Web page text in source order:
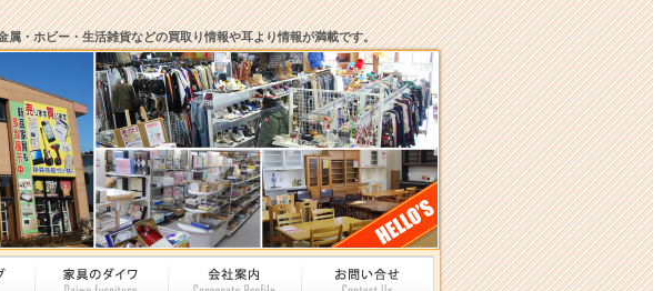
・ホビー・生活雑貨などの買取り情報や耳より情報が満載です。